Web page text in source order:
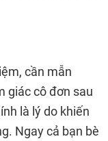
cần mẫn
giác cô đơn sau
là lý do khiến
Ngay cả bạn bè